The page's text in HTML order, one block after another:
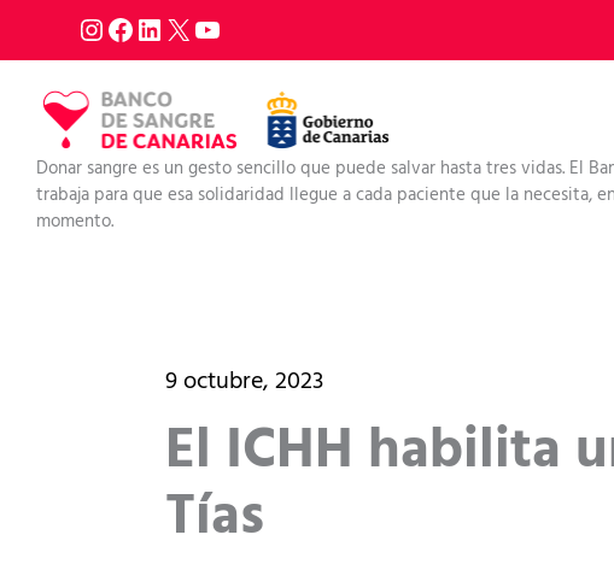
al
contenido
Donar sangre es un gesto sencillo que puede salvar hasta tres vidas. El
trabaja para que esa solidaridad llegue a cada paciente que la necesita,
momento.
9 octubre, 2023
El ICHH habilita
Tías